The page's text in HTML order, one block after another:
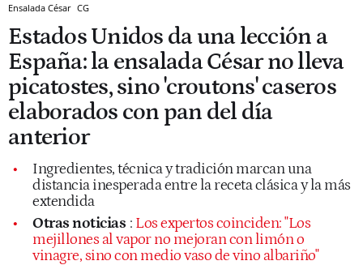
Ensalada César CG
Estados Unidos da una lección a
España: la ensalada César no lleva
picatostes, sino 'croutons' caseros
elaborados con pan del día
anterior
Ingredientes, técnica y tradición marcan una
distancia inesperada entre la receta clásica y la más
extendida
Otras noticias : Los expertos coinciden: "Los
mejillones al vapor no mejoran con limón o
vinagre, sino con medio vaso de vino albariño"